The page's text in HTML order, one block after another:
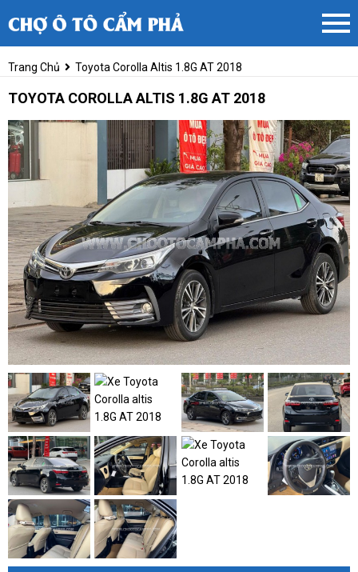
Trang Chủ Toyota Corolla Altis 1.8G AT 2018
TOYOTA COROLLA ALTIS 1.8G AT 2018